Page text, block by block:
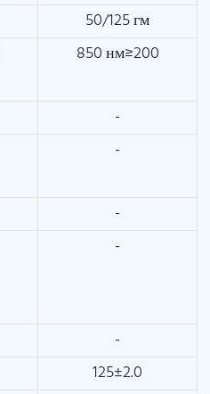
50/125 гм
850 нм≥200
-
-
-
-
-
125±2.0